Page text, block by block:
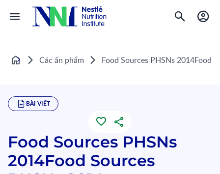
Home Các ấn phẩm Food Sources PHSNs 2014Food
BÀI VIẾT
Food Sources PHSNs
2014Food Sources